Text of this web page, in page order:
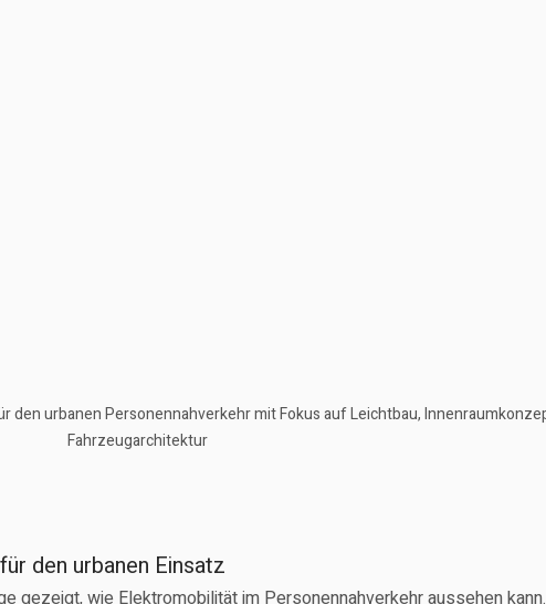
urbanen Personennahverkehr mit Fokus auf Leichtbau,
Fahrzeugarchitektur
den urbanen Einsatz